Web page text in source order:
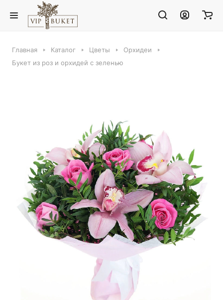
Главная Каталог Цветы
Орхидеи
Букет из роз и орхидей с зеленью